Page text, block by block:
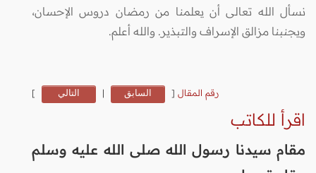
نسأل الله تعالى أن يعلمنا من رمضان دروس الإحسان،
ويجنبنا مزالق الإسراف والتبذير. والله أعلم.
رقم المقال [ السابق | التالي ]
اقرأ للكاتب
مقام سيدنا رسول الله صلى الله عليه وسلم